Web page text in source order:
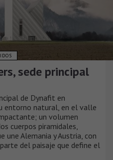
sede principal
de Dynafit en
entorno natural, en el valle
un volumen
cuerpos piramidales,
une Alemania y Austria, con
del paisaje que define el